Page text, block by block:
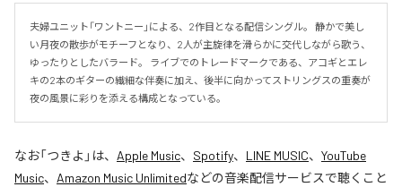
夫婦ユニット「ワントニー」による、2作目となる配信シングル。 静かで美し
い月夜の散歩がモチーフとなり、2人が主旋律を滑らかに交代しながら歌う、
ゆったりとしたバラード。 ライブでのトレードマークである、アコギとエレ
キの2本のギターの繊細な伴奏に加え、後半に向かってストリングスの重奏が
夜の風景に彩りを添える構成となっている。
なお「つきよ 」は、 Apple Music、 Spotify、 LINE MUSIC、 YouTube
Music、 Amazon Music Unlimitedなどの音楽配信サービスで聴くこと